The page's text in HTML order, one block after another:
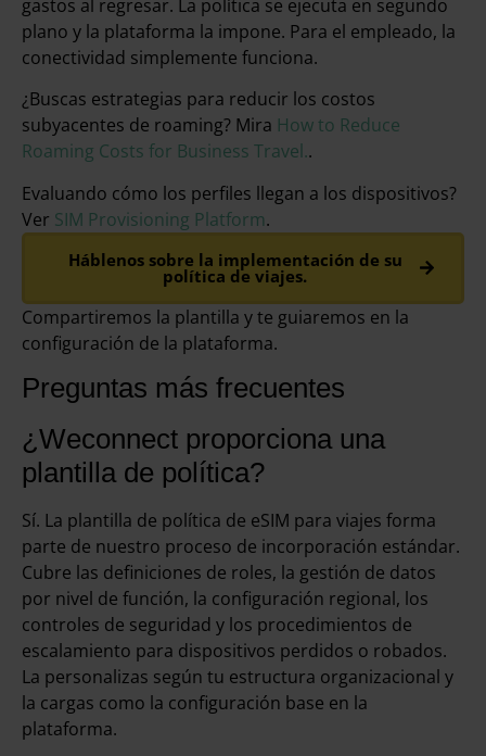
gastos al regresar. La política se ejecuta en segundo
plano y la plataforma la impone. Para el empleado, la
conectividad simplemente funciona.
¿Buscas estrategias para reducir los costos
subyacentes de roaming? Mira How to Reduce
Roaming Costs for Business Travel..
Evaluando cómo los perfiles llegan a los dispositivos?
Ver SIM Provisioning Platform.
Háblenos sobre la implementación de su
política de viajes.
Compartiremos la plantilla y te guiaremos en la
configuración de la plataforma.
Preguntas más frecuentes
¿Weconnect proporciona una
plantilla de política?
Sí. La plantilla de política de eSIM para viajes forma
parte de nuestro proceso de incorporación estándar.
Cubre las definiciones de roles, la gestión de datos
por nivel de función, la configuración regional, los
controles de seguridad y los procedimientos de
escalamiento para dispositivos perdidos o robados.
La personalizas según tu estructura organizacional y
la cargas como la configuración base en la
plataforma.